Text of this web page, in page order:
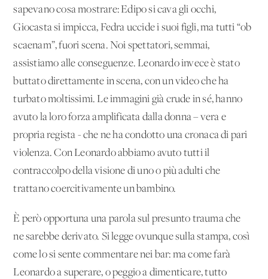
sapevano cosa mostrare: Edipo si cava gli occhi,
Giocasta si impicca, Fedra uccide i suoi figli, ma tutti “ob
scaenam”, fuori scena. Noi spettatori, semmai,
assistiamo alle conseguenze. Leonardo invece è stato
buttato direttamente in scena, con un video che ha
turbato moltissimi. Le immagini già crude in sé, hanno
avuto la loro forza amplificata dalla donna – vera e
propria regista - che ne ha condotto una cronaca di pari
violenza. Con Leonardo abbiamo avuto tutti il
contraccolpo della visione di uno o più adulti che
trattano coercitivamente un bambino.
È però opportuna una parola sul presunto trauma che
ne sarebbe derivato. Si legge ovunque sulla stampa, così
come lo si sente commentare nei bar: ma come farà
Leonardo a superare, o peggio a dimenticare, tutto